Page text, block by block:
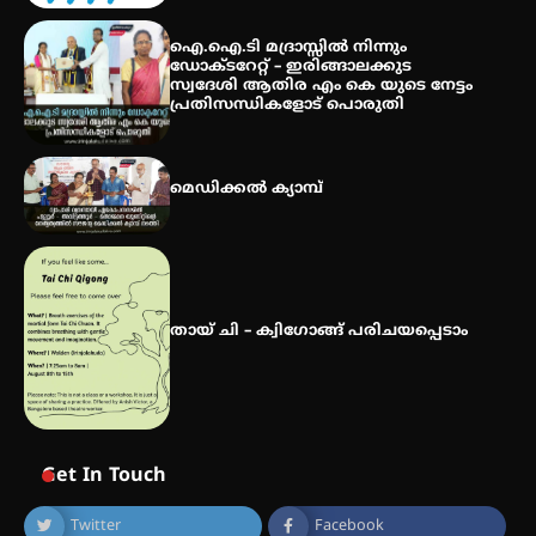
എസ് എൻ ഹയർ സെക്കൻഡറി
വിദ്യാർത്ഥികൾ
ബാലൻ ഹാളിൽ 16ന്
ഐ.ഐ.ടി മദ്രാസ്സിൽ നിന്നും
ഡോക്ടറേറ്റ് – ഇരിങ്ങാലക്കുട
സ്വദേശി ആതിര എം കെ യുടെ നേട്ടം
പ്രതിസന്ധികളോട് പൊരുതി
മെഡിക്കൽ ക്യാമ്പ്
തായ് ചി – ക്വിഗോങ്ങ് പരിചയപ്പെടാം
Get In Touch
Twitter Facebook